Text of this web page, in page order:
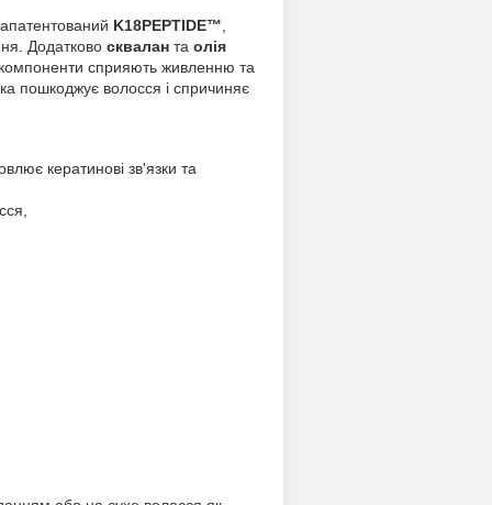
K18PEPTIDE™
Додатково сквалан та олія
компоненти сприяють живленню та
пошкоджує волосся і спричиняє
кератинові зв'язки та